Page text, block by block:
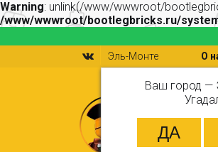
Warning: unlink(/www/wwwroot/
/www/wwwroot/bootlegbricks.ru/
Эль-Монте
Ваш город —
О